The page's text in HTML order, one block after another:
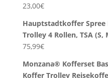
23,00€
Hauptstadtkoffer Spree
Trolley 4 Rollen, TSA
75,99€
Monzana® Kofferset
Koffer Trolley